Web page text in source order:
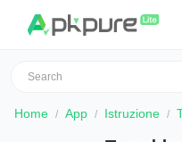
Home App Istruzione